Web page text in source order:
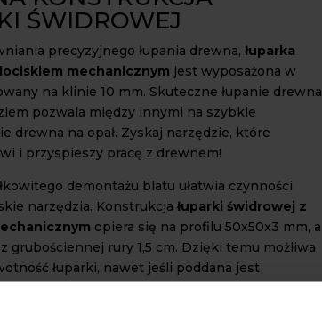
ŚWIDROWEJ
precyzyjnego łupania drewna, łuparka
mechanicznym jest wyposażona w
na klinie 10 mm. Skuteczne łupanie drewna
pozwala między innymi na szybkie
drewna na opał. Zyskaj narzędzie, które
i przyspieszy pracę z drewnem!
demontażu blatu ułatwia czynności
narzędzia. Konstrukcja łuparki świdrowej z
opiera się na profilu 50x50x3 mm, a
grubościennej rury 1,5 cm. Dzięki temu możliwa
łuparki, nawet jeśli poddana jest